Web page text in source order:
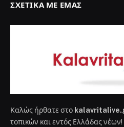
ΣΧΕΤΙΚΆ ΜΕ ΕΜΆΣ
Καλώς ήρθατε στο
τοπικών και εντός Ελλάδας